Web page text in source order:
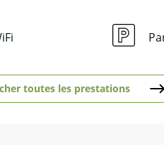
toutes les prestations